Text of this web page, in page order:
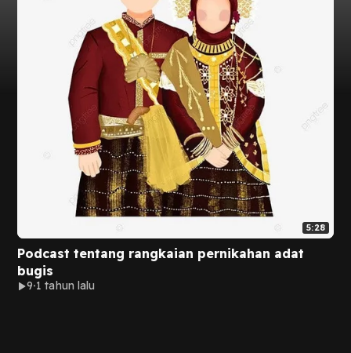
5:28
Podcast tentang rangkaian pernikahan adat
bugis
9 1 tahun lalu